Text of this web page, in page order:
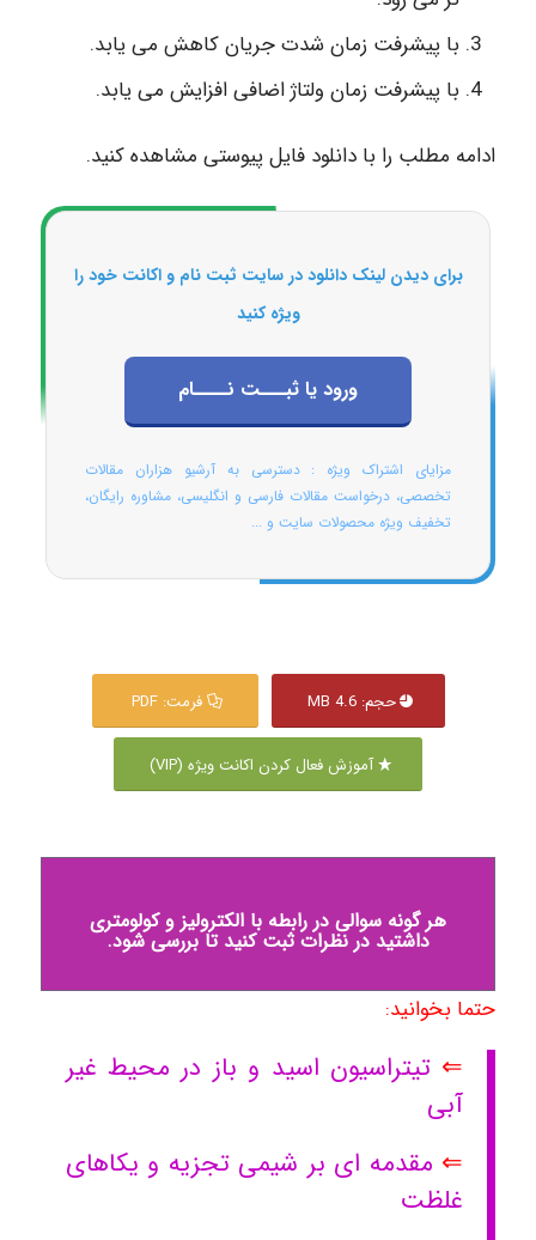
با پیشرفت زمان شدت جریان کاهش می یابد.
با پیشرفت زمان ولتاژ اضافی افزایش می یابد.
ادامه مطلب را با دانلود فایل پیوستی مشاهده کنید.
برای دیدن لینک دانلود در سایت ثبت نام و اکانت خود را
ویژه کنید
ورود یا ثبـــت نــــام
مزایای اشتراک ویژه : دسترسی به آرشیو هزاران مقالات
تخصصی، درخواست مقالات فارسی و انگلیسی، مشاوره رایگان،
تخفیف ویژه محصولات سایت و ...
حجم: 4.6 MB فرمت: PDF
آموزش فعال کردن اکانت ویژه (VIP)
هر گونه سوالی در رابطه با الکترولیز و کولومتری
داشتید در نظرات ثبت کنید تا بررسی شود.
حتما بخوانید:
⇐ تیتراسیون اسید و باز در محیط غیر
آبی
⇐ مقدمه ای بر شیمی تجزیه و یکاهای
غلظت